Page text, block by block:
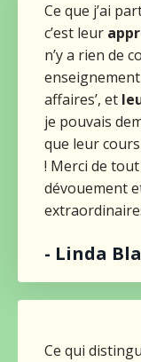
Ce que j’ai
c’est leur
n’y a rien de
affaires’, et
je pouvais
que leur
! Merci de
dévouement
- Linda
Ce qui